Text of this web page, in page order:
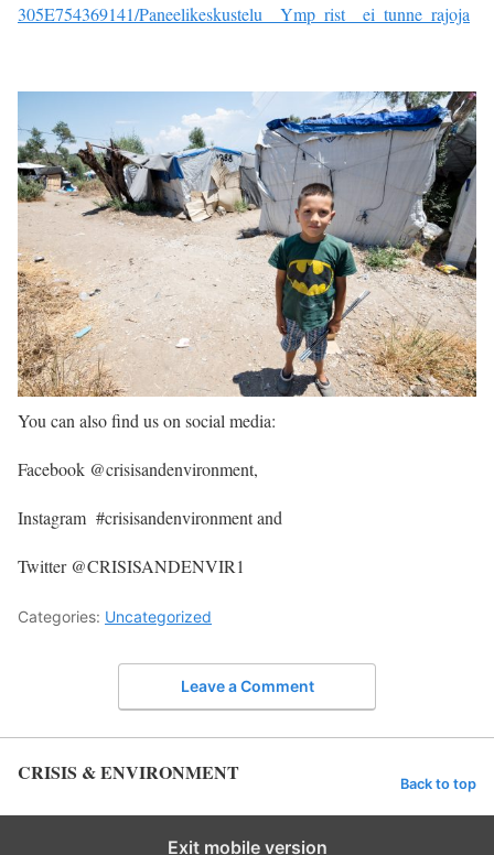
305E754369141/Paneelikeskustelu__Ymp_rist__ei_tunne_rajoja
You can also find us on social media:
Facebook @crisisandenvironment,
Instagram #crisisandenvironment and
Twitter @CRISISANDENVIR1
Categories: Uncategorized
Leave a Comment
CRISIS & ENVIRONMENT Back to top
Exit mobile version